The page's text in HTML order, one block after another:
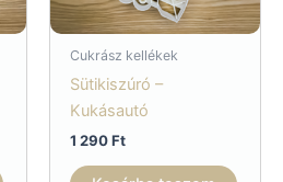
Cukrász kellékek
Sütikiszúró –
Kukásautó
1 290Ft